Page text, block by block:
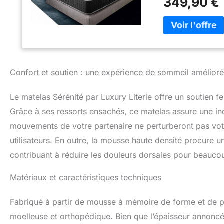
à ses 10 zones
point de votre
matelas est
meilleure qualité.
viscoélastiques
soulager les
Soft Magestic
ouverte pour
H.R. La
anatomique et
une touche
anti acariens et
SON
nocives.
Confort et soutien : une expérience de sommeil
Le matelas Sérénité par Luxury Literie offre un soutien
Grâce à ses ressorts ensachés, ce matelas assure une
mouvements de votre partenaire ne perturberont pas
utilisateurs. En outre, la mousse haute densité procure
contribuant à réduire les douleurs dorsales pour
Matériaux et caractéristiques techniques
Fabriqué à partir de mousse à mémoire de forme et de
moelleuse et orthopédique. Bien que l’épaisseur